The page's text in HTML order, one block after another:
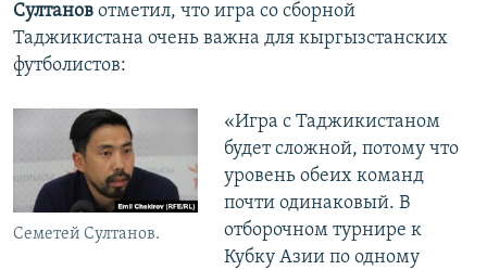
Султанов отметил, что игра со сборной
Таджикистана очень важна для кыргызстанских
футболистов:
Семетей Султанов.
«Игра с Таджикистаном
будет сложной, потому что
уровень обеих команд
почти одинаковый. В
отборочном турнире к
Кубку Азии по одному